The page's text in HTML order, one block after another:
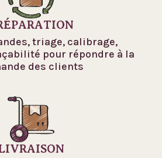
triage, calibrage,
pour répondre à la
des clients